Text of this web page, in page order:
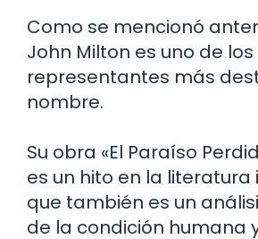
Como se mencionó
John Milton es uno de los
representantes más
nombre.
Su obra «El Paraíso
es un hito en la literatura
que también es un
de la condición humana